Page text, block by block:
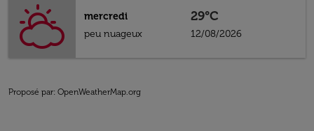
mercredi
peu nuageux
29°C
12/08/2026
Proposé par: OpenWeatherMap.org